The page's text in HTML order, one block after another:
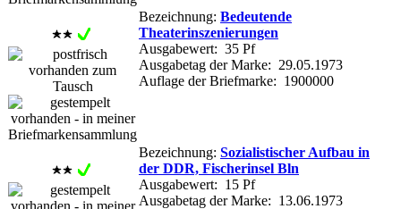
Bezeichnung: Bedeutende
Theaterinszenierungen
Ausgabewert: 35 Pf
Ausgabetag der Marke: 29.05.1973
Auflage der Briefmarke: 1900000
Bezeichnung: Sozialistischer Aufbau in
der DDR, Fischerinsel Bln
Ausgabewert: 15 Pf
Ausgabetag der Marke: 13.06.1973